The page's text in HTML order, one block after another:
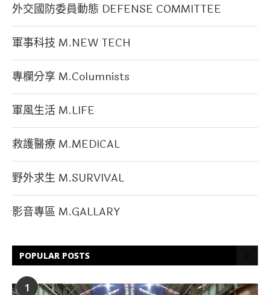
外交國防委員動態 DEFENSE COMMITTEE
軍事科技 M.NEW TECH
專欄分享 M.Columnists
軍風生活 M.LIFE
救護醫療 M.MEDICAL
野外求生 M.SURVIVAL
影音專區 M.GALLARY
POPULAR POSTS
1